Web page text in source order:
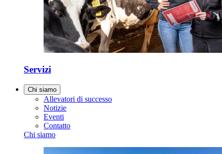
Servizi
Chi siamo
Allevatori di successo
Notizie
Eventi
Contatto
Chi siamo